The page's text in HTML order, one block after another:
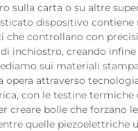
sulla carta o su altre
dispositivo contiene
che controllano con
inchiostro, creando
sui materiali
opera attraverso
con le testine termiche
creare bolle che forzano
quelle piezoelettriche